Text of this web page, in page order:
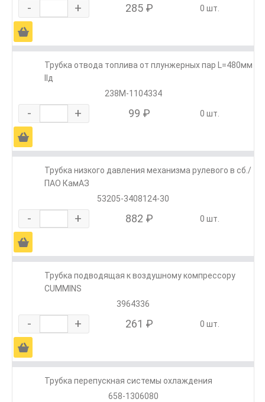
- + 285 ₽ 0 шт.
Ä
Трубка отвода топлива от плунжерных пар L=480мм
IIд
238М-1104334
- + 99 ₽ 0 шт.
Ä
Трубка низкого давления механизма рулевого в сб./
ПАО КамАЗ
53205-3408124-30
- + 882 ₽ 0 шт.
Ä
Трубка подводящая к воздушному компрессору
CUMMINS
3964336
- + 261 ₽ 0 шт.
Ä
Трубка перепускная системы охлаждения
658-1306080